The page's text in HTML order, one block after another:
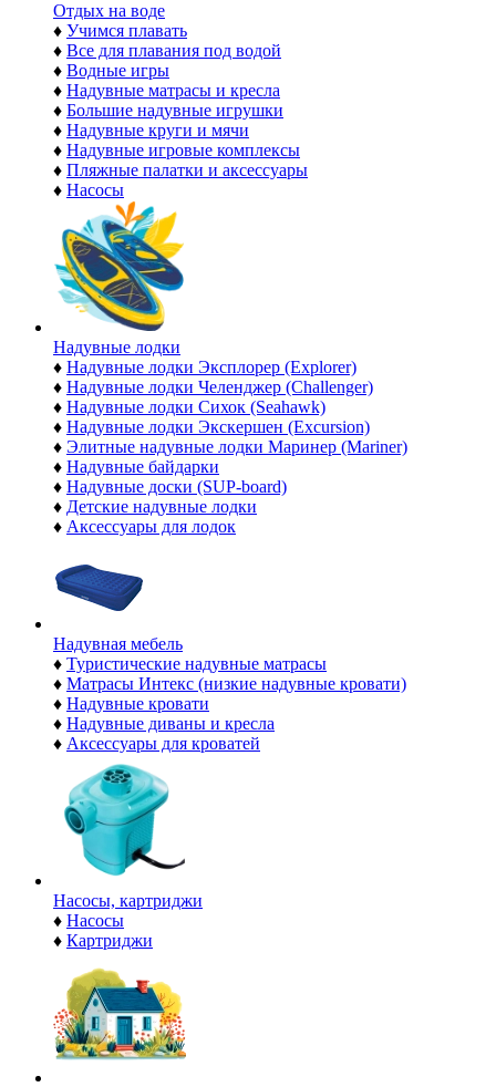
Отдых на воде
♦ Учимся плавать
♦ Все для плавания под водой
♦ Водные игры
♦ Надувные матрасы и кресла
♦ Большие надувные игрушки
♦ Надувные круги и мячи
♦ Надувные игровые комплексы
♦ Пляжные палатки и аксессуары
♦ Насосы
Надувные лодки
♦ Надувные лодки Эксплорер (Explorer)
♦ Надувные лодки Челенджер (Challenger)
♦ Надувные лодки Сихок (Seahawk)
♦ Надувные лодки Экскершен (Excursion)
♦ Элитные надувные лодки Маринер (Mariner)
♦ Надувные байдарки
♦ Надувные доски (SUP-board)
♦ Детские надувные лодки
♦ Аксессуары для лодок
Надувная мебель
♦ Туристические надувные матрасы
♦ Матрасы Интекс (низкие надувные кровати)
♦ Надувные кровати
♦ Надувные диваны и кресла
♦ Аксессуары для кроватей
Насосы, картриджи
♦ Насосы
♦ Картриджи